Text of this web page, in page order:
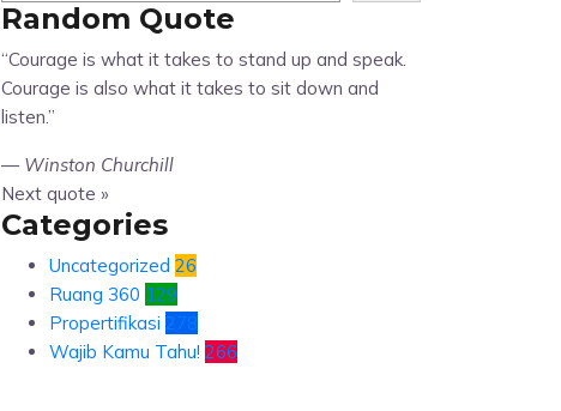
Random Quote
“Courage is what it takes to stand up and speak.
Courage is also what it takes to sit down and
listen.”
— Winston Churchill
Next quote »
Categories
Uncategorized 26
Ruang 360 129
Propertifikasi 278
Wajib Kamu Tahu! 266